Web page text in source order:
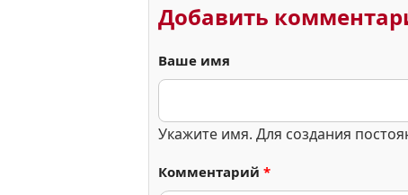
Добавить
Ваше имя
Укажите имя. Для создания
Комментарий *